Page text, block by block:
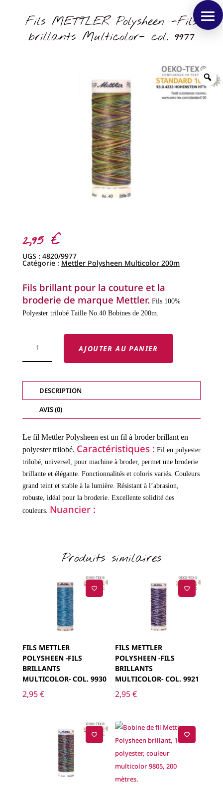
Fils METTLER Polysheen -Fils
brillants Multicolor- col. 9977
2,95 €
UGS : 4820/9977
Catégorie : Mettler Polysheen Multicolor 200m
Fils brillant pour la couture et la
broderie de marque Mettler. Fils 100%
Polyester trilobé Taille No.40 Bobines de 200m.
POLYSHEEN
FILS
BRILLANTS
MULTICOLOR-
COL.
AJOUTER AU PANIER
DESCRIPTION
AVIS (0)
Le fil Mettler Polysheen est un fil à broder brillant en
polyester trilobé. Caractéristiques : Fil en polyester
trilobé, universel, pour machine à broder, permet une broderie
brillante et élégante. Fonctionnalités et coloris variés. Couleurs
grand teint et stable à la lumière. Résistant à l’abrasion,
robuste, idéal pour la broderie. Excellente solidité des
couleurs. Nuancier :
Produits similaires
FILS METTLER
POLYSHEEN -FILS
BRILLANTS
MULTICOLOR- COL. 9930
2,95€
FILS METTLER
POLYSHEEN -FILS
BRILLANTS
MULTICOLOR- COL. 9921
2,95€